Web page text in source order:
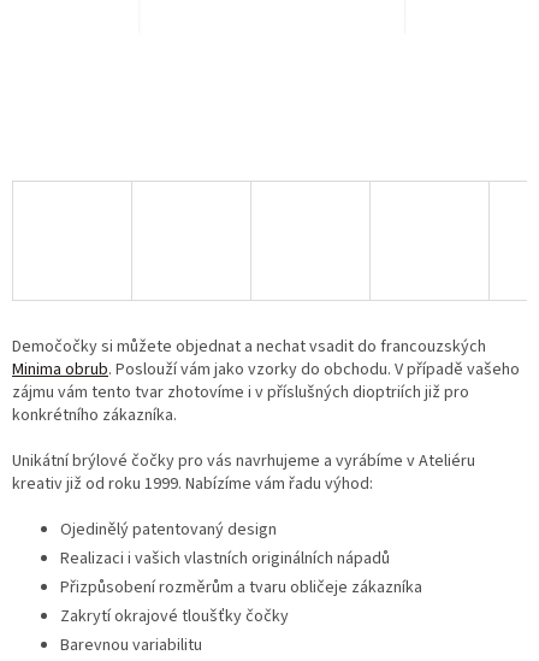
Demočočky si můžete objednat a nechat vsadit do francouzských
Minima obrub. Poslouží vám jako vzorky do obchodu. V případě vašeho
zájmu vám tento tvar zhotovíme i v příslušných dioptriích již pro
konkrétního zákazníka.
Unikátní brýlové čočky pro vás navrhujeme a vyrábíme v Ateliéru
kreativ již od roku 1999. Nabízíme vám řadu výhod:
Ojedinělý patentovaný design
Realizaci i vašich vlastních originálních nápadů
Přizpůsobení rozměrům a tvaru obličeje zákazníka
Zakrytí okrajové tloušťky čočky
Barevnou variabilitu